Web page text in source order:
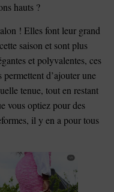
hauts ?
! Elles font leur grand
saison et sont plus
et polyvalentes, ces
d’ajouter une
tenue, tout en restant
vous optiez pour des
il y en a pour tous